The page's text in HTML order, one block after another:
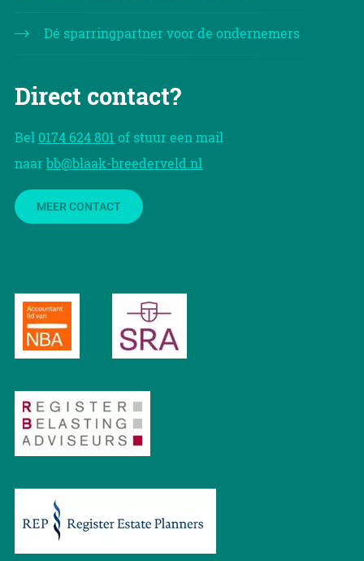
Dé sparringpartner voor de ondernemers
Direct contact?
Bel 0174 624 801 of stuur een mail
naar bb@blaak-breederveld.nl
MEER CONTACT